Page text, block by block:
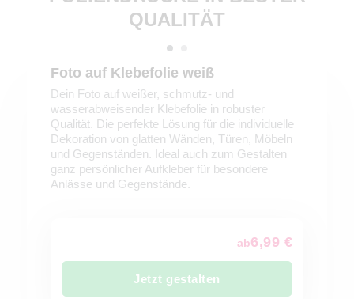
QUALITÄT
Foto auf Klebefolie weiß
Dein Foto auf weißer, schmutz- und
wasserabweisender Klebefolie in robuster
Qualität. Die perfekte Lösung für die individuelle
Dekoration von glatten Wänden, Türen, Möbeln
und Gegenständen. Ideal auch zum Gestalten
ganz persönlicher Aufkleber für besondere
Anlässe und Gegenstände.
ab6,99 €
Jetzt gestalten